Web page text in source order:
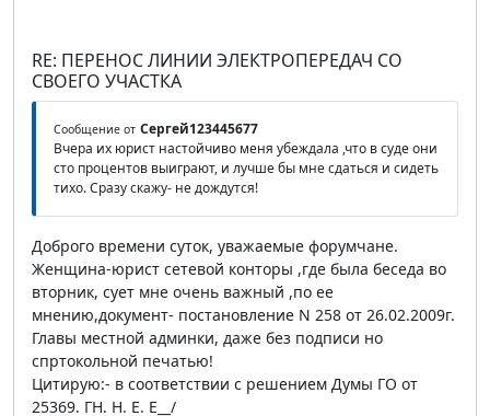
RE: ПЕРЕНОС ЛИНИИ ЭЛЕКТРОПЕРЕДАЧ СО
СВОЕГО УЧАСТКА
Сообщение от Сергей123445677
Вчера их юрист настойчиво меня убеждала ,что в суде они
сто процентов выиграют, и лучше бы мне сдаться и сидеть
тихо. Сразу скажу- не дождутся!
Доброго времени суток, уважаемые форумчане.
Женщина-юрист сетевой конторы ,где была беседа во
вторник, сует мне очень важный ,по ее
мнению,документ- постановление N 258 от 26.02.2009г.
Главы местной админки, даже без подписи но
спртокольной печатью!
Цитирую:- в соответствии с решением Думы ГО от
25369. ГН. Н. Е. Е__/